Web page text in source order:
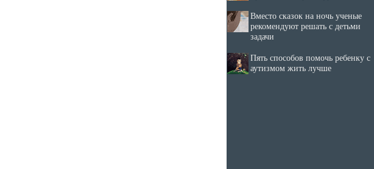
Вместо сказок на ночь ученые
рекомендуют решать с детьми
задачи
Пять способов помочь ребенку с
аутизмом жить лучше